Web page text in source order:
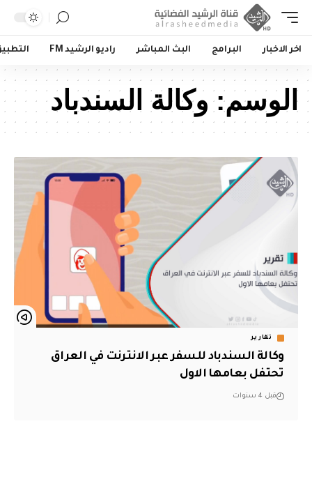
اخر الاخبار البرامج البث المباشر راديو الرشيد FM
الوسم:وكالة السندباد
تقارير
وكالة السندباد للسفر عبر الانترنت في العراق
تحتفل بعامها الاول
قبل 4 سنوات